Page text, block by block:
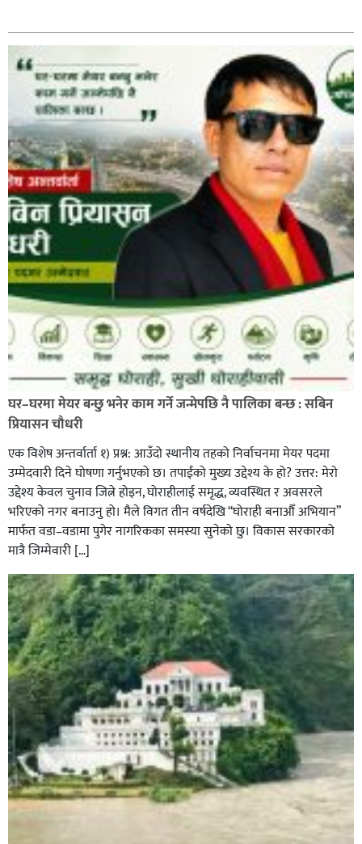
प्रहरी साहयक निरीक्षक कुलबहादुर बिककाे पहलमा खडैचा
प्रहरीले पायाे जग्गाधनी पुर्जा
पत्रकारको प्रेसकार्ड बोकेर हिड्ने लागुऔषध कारोबारमा संलग्न
रहेको आरोपमा ३ जना पक्राउ,
भिक्षा मागेर कारमा घुम्ने बाबाहरूलाई दाङ प्रहरीले पक्राउ,भारत
फर्कने सर्तमा रिहा,
घर–घरमा मेयर बन्छु भनेर काम गर्ने जन्मेपछि नै पालिका बन्छ : सबिन
प्रियासन चौधरी
एक विशेष अन्तर्वार्ता १) प्रश्न: आउँदो स्थानीय तहको निर्वाचनमा मेयर पदमा
उम्मेदवारी दिने घोषणा गर्नुभएको छ। तपाईंको मुख्य उद्देश्य के हो? उत्तर: मेरो
उद्देश्य केवल चुनाव जित्ने होइन, घोराहीलाई समृद्ध, व्यवस्थित र अवसरले
भरिएको नगर बनाउनु हो। मैले विगत तीन वर्षदेखि “घोराही बनाऔँ अभियान”
मार्फत वडा–वडामा पुगेर नागरिकका समस्या सुनेको छु। विकास सरकारको
मात्रै जिम्मेवारी […]